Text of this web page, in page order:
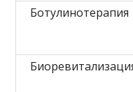
Ботулинотерапия